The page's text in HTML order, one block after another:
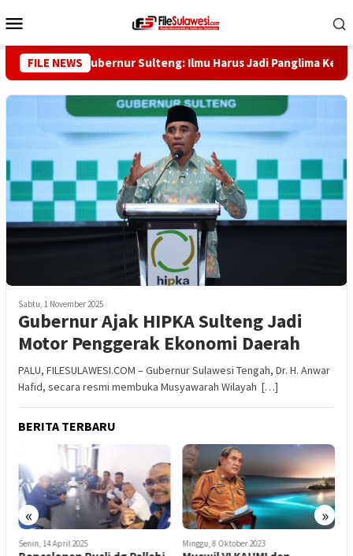
ke
Mobile
FILE NEWS
Saggaf, Gubernur Sulteng: Ilmu Harus Jadi Panglima Kehidupan
Sabtu, 1 November 2025
Gubernur Ajak HIPKA Sulteng Jadi
Motor Penggerak Ekonomi Daerah
PALU, FILESULAWESI.COM – Gubernur Sulawesi Tengah, Dr. H. Anwar
Hafid, secara resmi membuka Musyawarah Wilayah […]
BERITA TERBARU
« »
Senin, 14 April 2025 Minggu, 8 Oktober 2023